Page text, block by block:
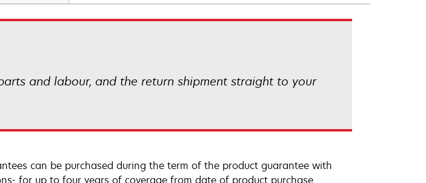
and labour, and the return shipment straight to your
can be purchased during the term of the product guarantee with
for up to four years of coverage from date of product purchase.